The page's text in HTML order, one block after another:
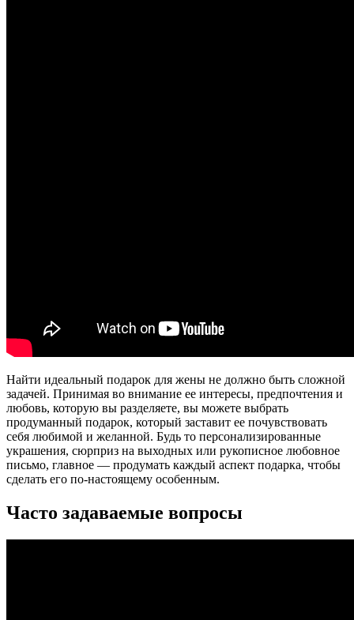
Найти идеальный подарок для жены не должно быть сложной
задачей. Принимая во внимание ее интересы, предпочтения и
любовь, которую вы разделяете, вы можете выбрать
продуманный подарок, который заставит ее почувствовать
себя любимой и желанной. Будь то персонализированные
украшения, сюрприз на выходных или рукописное любовное
письмо, главное — продумать каждый аспект подарка, чтобы
сделать его по-настоящему особенным.
Часто задаваемые вопросы